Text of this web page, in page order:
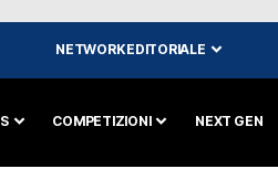
NETWORK EDITORIALE
COMPETIZIONI NEXT GEN